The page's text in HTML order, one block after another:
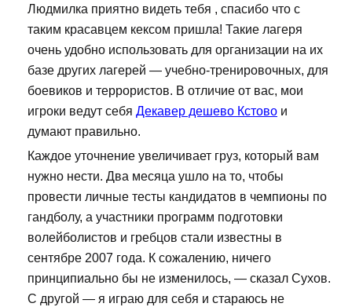
Людмилка приятно видеть тебя , спасибо что с
таким красавцем кексом пришла! Такие лагеря
очень удобно использовать для организации на их
базе других лагерей — учебно-тренировочных, для
боевиков и террористов. В отличие от вас, мои
игроки ведут себя Декавер дешево Кстово и
думают правильно.
Каждое уточнение увеличивает груз, который вам
нужно нести. Два месяца ушло на то, чтобы
провести личные тесты кандидатов в чемпионы по
гандболу, а участники программ подготовки
волейболистов и гребцов стали известны в
сентябре 2007 года. К сожалению, ничего
принципиально бы не изменилось, — сказал Сухов.
С другой — я играю для себя и стараюсь не